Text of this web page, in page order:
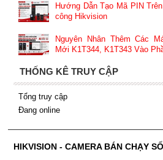
Hướng Dẫn Tạo Mã PIN
công Hikvision
Nguyên Nhân Thêm Các
Mới K1T344, K1T343 Vào
THỐNG KÊ TRUY CẬP
Tổng truy cập
Đang online
HIKVISION - CAMERA BÁN CHẠY